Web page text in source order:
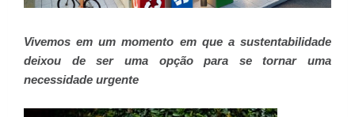
Vivemos em um momento em que a sustentabilidade
deixou de ser uma opção para se tornar uma
necessidade urgente